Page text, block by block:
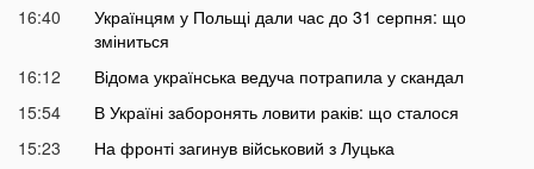
16:40
Українцям у Польщі дали час до 31 серпня: що
зміниться
16:12
Відома українська ведуча потрапила у скандал
15:54
В Україні заборонять ловити раків: що сталося
15:23
На фронті загинув військовий з Луцька